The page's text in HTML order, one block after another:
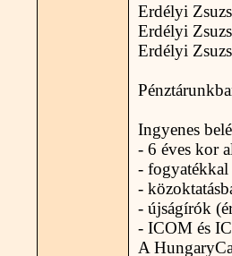
Erdélyi
Erdélyi
Erdélyi
Ingyenes
- 6 éves kor
-
-
- újságírók
- ICOM és
A